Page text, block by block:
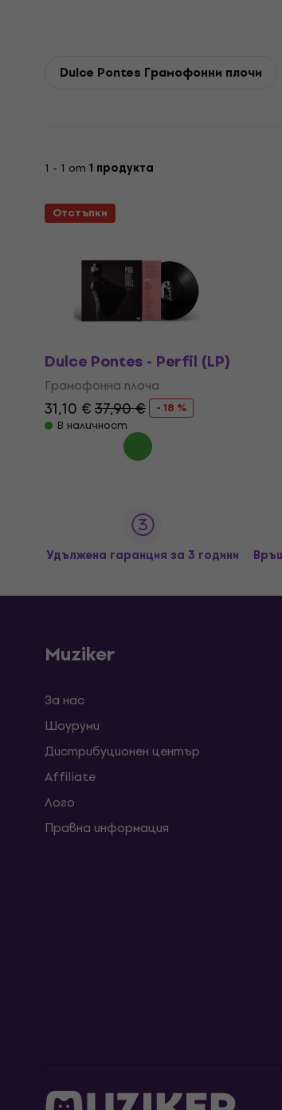
Dulce Pontes Грамофонни плочи
1 - 1 от 1 продукта
Отстъпки
Dulce Pontes - Perfil (LP)
Грамофонна плоча
31,10 €37,90 €
- 18 %
В наличност
Удължена гаранция за 3 години
Muziker
За нас
Шоуруми
Дистрибуционен център
Affiliate
Лого
Правна информация